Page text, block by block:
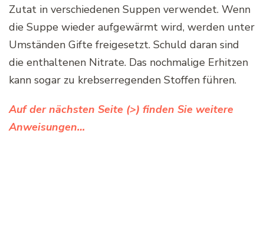
Zutat in verschiedenen Suppen verwendet. Wenn
die Suppe wieder aufgewärmt wird, werden unter
Umständen Gifte freigesetzt. Schuld daran sind
die enthaltenen Nitrate. Das nochmalige Erhitzen
kann sogar zu krebserregenden Stoffen führen.
Auf der nächsten Seite (>) finden Sie weitere
Anweisungen…